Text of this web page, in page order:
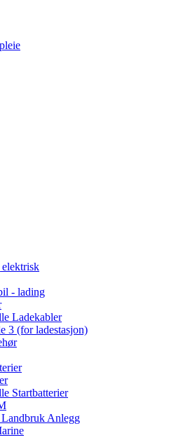
- lading
Ladekabler
3 (for ladestasjon)
Startbatterier
Anlegg